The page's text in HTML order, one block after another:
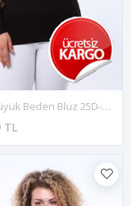
Işıltılı Büyük Beden Bluz 25D-1991
TL